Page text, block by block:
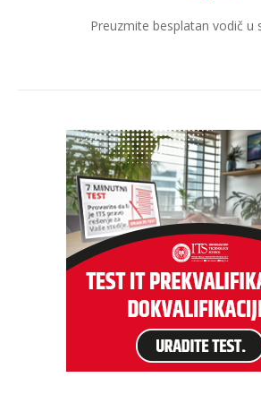
Preuzmite besplatan vodič u